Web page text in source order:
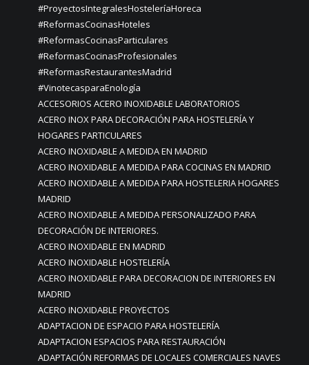
#ProyectosIntegralesHosteleríaHoreca
#ReformasCocinasHoteles
#ReformasCocinasParticulares
#ReformasCocinasProfesionales
#ReformasRestaurantesMadrid
#VinotecasparaEnología
ACCESORIOS ACERO INOXIDABLE LABORATORIOS
ACERO INOX PARA DECORACIÓN PARA HOSTELERÍA Y
HOGARES PARTICULARES
ACERO INOXIDABLE A MEDIDA EN MADRID
ACERO INOXIDABLE A MEDIDA PARA COCINAS EN MADRID
ACERO INOXIDABLE A MEDIDA PARA HOSTELERIA HOGARES
MADRID
ACERO INOXIDABLE A MEDIDA PERSONALIZADO PARA
DECORACIÓN DE INTERIORES.
ACERO INOXIDABLE EN MADRID
ACERO INOXIDABLE HOSTELERÍA
ACERO INOXIDABLE PARA DECORACION DE INTERIORES EN
MADRID
ACERO INOXIDABLE PROYECTOS
ADAPTACION DE ESPACIO PARA HOSTELERÍA
ADAPTACION ESPACIOS PARA RESTAURACIÓN
ADAPTACIÓN REFORMAS DE LOCALES COMERCIALES NAVES